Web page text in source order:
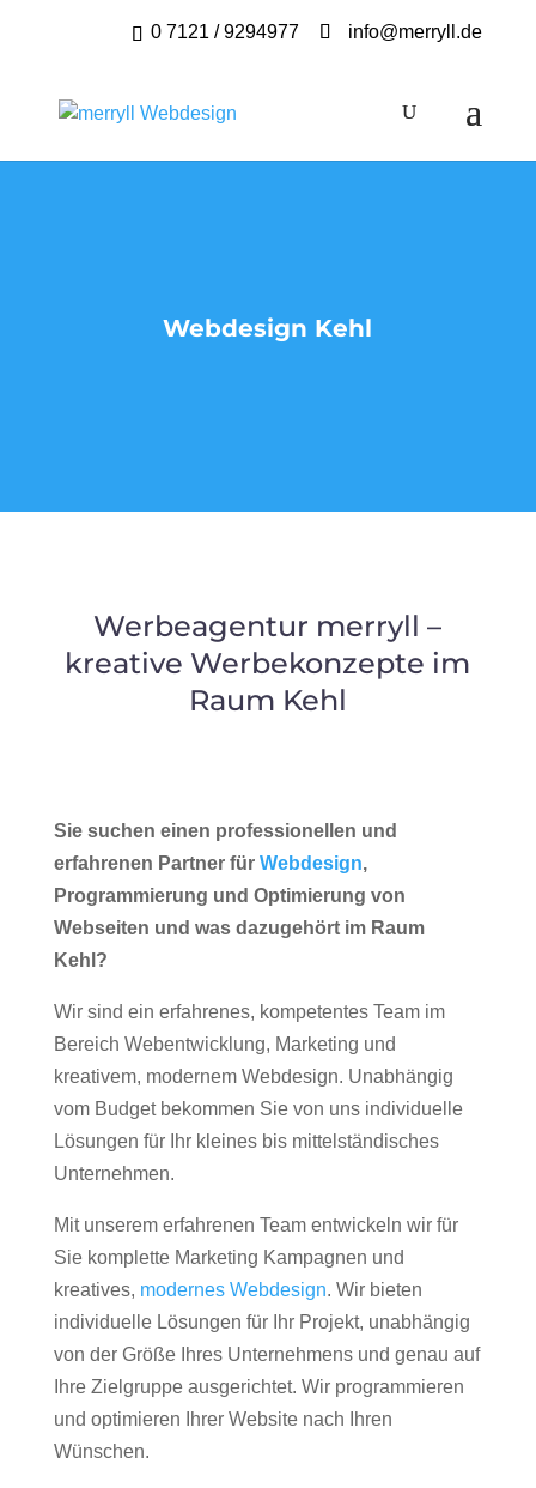
0 7121 / 9294977 info@merryll.de
Webdesign Kehl
Werbeagentur merryll –
kreative Werbekonzepte im
Raum Kehl
Sie suchen einen professionellen und
erfahrenen Partner für Webdesign,
Programmierung und Optimierung von
Webseiten und was dazugehört im Raum
Kehl?
Wir sind ein erfahrenes, kompetentes Team im
Bereich Webentwicklung, Marketing und
kreativem, modernem Webdesign. Unabhängig
vom Budget bekommen Sie von uns individuelle
Lösungen für Ihr kleines bis mittelständisches
Unternehmen.
Mit unserem erfahrenen Team entwickeln wir für
Sie komplette Marketing Kampagnen und
kreatives, modernes Webdesign. Wir bieten
individuelle Lösungen für Ihr Projekt, unabhängig
von der Größe Ihres Unternehmens und genau auf
Ihre Zielgruppe ausgerichtet. Wir programmieren
und optimieren Ihrer Website nach Ihren
Wünschen.